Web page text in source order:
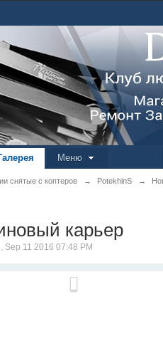
Меню
снятые с коптеров → PotekhinS →
карьер
Sep 11 2016 07:48 PM